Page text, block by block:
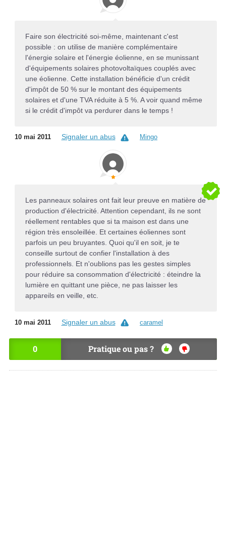
Faire son électricité soi-même, maintenant c'est
possible : on utilise de manière complémentaire
l'énergie solaire et l'énergie éolienne, en se munissant
d'équipements solaires photovoltaïques couplés avec
une éolienne. Cette installation bénéficie d'un crédit
d'impôt de 50 % sur le montant des équipements
solaires et d'une TVA réduite à 5 %. A voir quand même
si le crédit d'impôt va perdurer dans le temps !
10 mai 2011 Signaler un abus Mingo
Les panneaux solaires ont fait leur preuve en matière de
production d'électricité. Attention cependant, ils ne sont
réellement rentables que si ta maison est dans une
région très ensoleillée. Et certaines éoliennes sont
parfois un peu bruyantes. Quoi qu'il en soit, je te
conseille surtout de confier l'installation à des
professionnels. Et n'oublions pas les gestes simples
pour réduire sa consommation d'électricité : éteindre la
lumière en quittant une pièce, ne pas laisser les
appareils en veille, etc.
10 mai 2011 Signaler un abus caramel
0 Pratique ou pas ?
OU
I
NO